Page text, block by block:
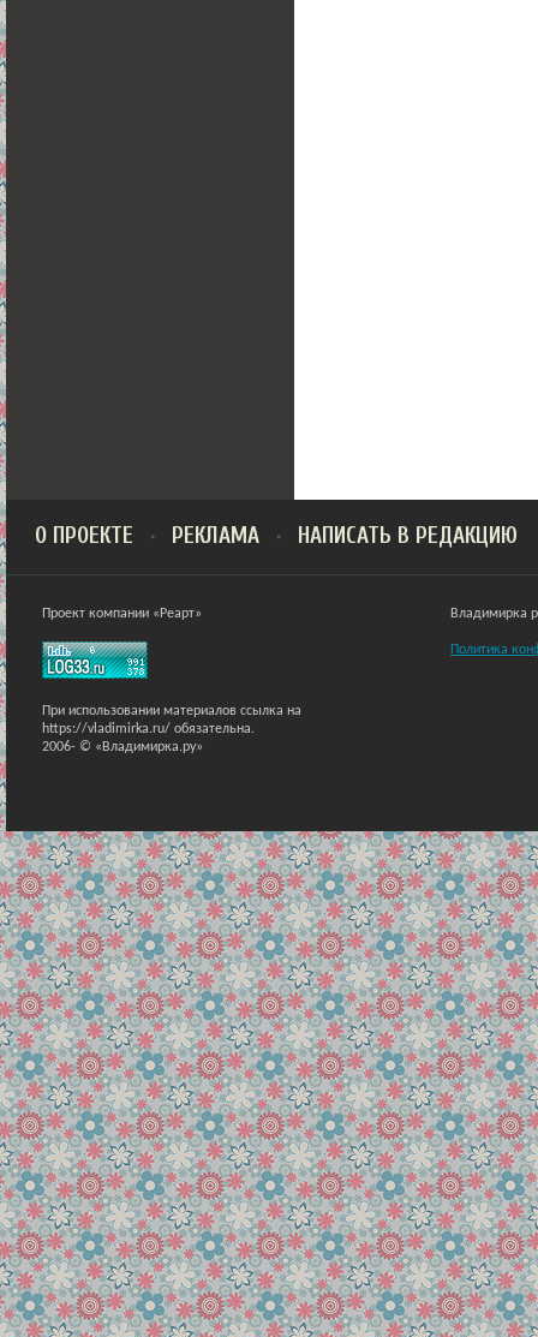
О ПРОЕКТЕ РЕКЛАМА НАПИСАТЬ В РЕДАКЦИЮ
Проект компании «Реарт»
При использовании материалов ссылка на
https://vladimirka.ru/ обязательна.
2006- © «Владимирка.ру»
Владимирка
Политика